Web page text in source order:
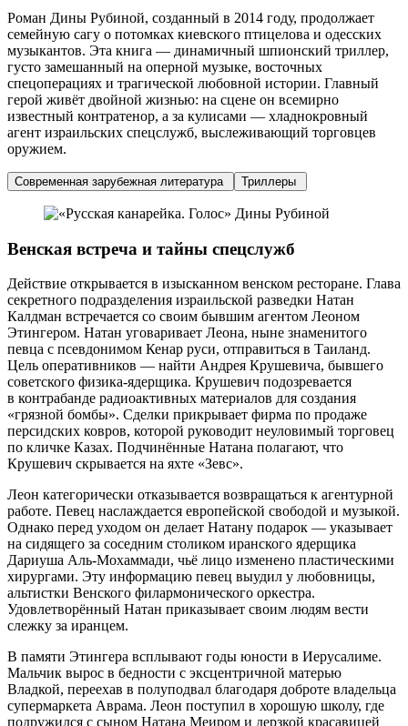
Роман Дины Рубиной, созданный в 2014 году, продолжает
семейную сагу о потомках киевского птицелова и одесских
музыкантов. Эта книга — динамичный шпионский триллер,
густо замешанный на оперной музыке, восточных
спецоперациях и трагической любовной истории. Главный
герой живёт двойной жизнью: на сцене он всемирно
известный контратенор, а за кулисами — хладнокровный
агент израильских спецслужб, выслеживающий торговцев
оружием.
Современная зарубежная литература Триллеры
Венская встреча и тайны спецслужб
Действие открывается в изысканном венском ресторане. Глава
секретного подразделения израильской разведки Натан
Калдман встречается со своим бывшим агентом Леоном
Этингером. Натан уговаривает Леона, ныне знаменитого
певца с псевдонимом Кенар руси, отправиться в Таиланд.
Цель оперативников — найти Андрея Крушевича, бывшего
советского физика-ядерщика. Крушевич подозревается
в контрабанде радиоактивных материалов для создания
«грязной бомбы». Сделки прикрывает фирма по продаже
персидских ковров, которой руководит неуловимый торговец
по кличке Казах. Подчинённые Натана полагают, что
Крушевич скрывается на яхте «Зевс».
Леон категорически отказывается возвращаться к агентурной
работе. Певец наслаждается европейской свободой и музыкой.
Однако перед уходом он делает Натану подарок — указывает
на сидящего за соседним столиком иранского ядерщика
Дариуша Аль-Мохаммади, чьё лицо изменено пластическими
хирургами. Эту информацию певец выудил у любовницы,
альтистки Венского филармонического оркестра.
Удовлетворённый Натан приказывает своим людям вести
слежку за иранцем.
В памяти Этингера всплывают годы юности в Иерусалиме.
Мальчик вырос в бедности с эксцентричной матерью
Владкой, переехав в полуподвал благодаря доброте владельца
супермаркета Аврама. Леон поступил в хорошую школу, где
подружился с сыном Натана Меиром и дерзкой красавицей